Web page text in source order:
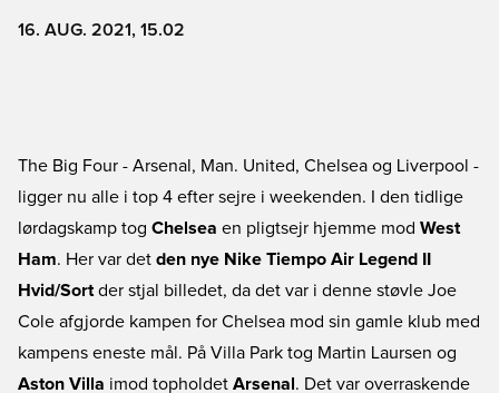
16. AUG. 2021, 15.02
The Big Four - Arsenal, Man. United, Chelsea og Liverpool -
ligger nu alle i top 4 efter sejre i weekenden. I den tidlige
lørdagskamp tog Chelsea en pligtsejr hjemme mod West
Ham. Her var det den nye Nike Tiempo Air Legend II
Hvid/Sort der stjal billedet, da det var i denne støvle Joe
Cole afgjorde kampen for Chelsea mod sin gamle klub med
kampens eneste mål. På Villa Park tog Martin Laursen og
Aston Villa imod topholdet Arsenal . Det var overraskende